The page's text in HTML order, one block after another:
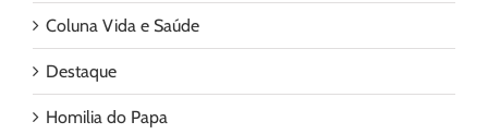
Coluna Vida e Saúde
Destaque
Homilia do Papa